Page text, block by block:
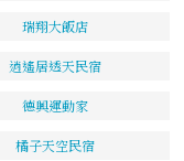
瑞翔大飯店
逍遙居透天民宿
德興運動家
橘子天空民宿